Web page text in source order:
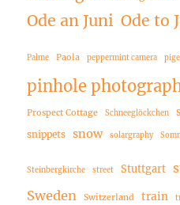
Ode an Juni Ode to
Palme Paola peppermint camera
pinhole
Prospect Cottage Schneeglöckchen
snippets snow solargraphy
Steinbergkirche street Stuttgart
Sweden Switzerland train